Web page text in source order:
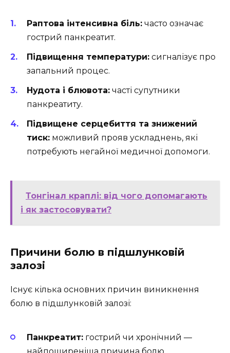
Раптова інтенсивна біль: часто означає
гострий панкреатит.
Підвищення температури: сигналізує про
запальний процес.
Нудота і блювота: часті супутники
панкреатиту.
Підвищене серцебиття та знижений
тиск: можливий прояв ускладнень, які
потребують негайної медичної допомоги.
Тонгінал краплі: від чого допомагають
і як застосовувати?
Причини болю в підшлунковій
залозі
Існує кілька основних причин виникнення
болю в підшлунковій залозі:
Панкреатит: гострий чи хронічний —